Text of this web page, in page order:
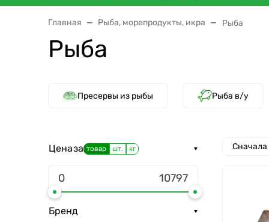
Главная Рыба, морепродукты, икра Рыба
Рыба
Пресервы из рыбы Рыба в/у
Ценаза товар шт. кг
Бренд